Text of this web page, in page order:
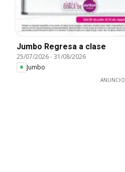
Jumbo Regresa a clase
25/07/2026-31/08/2026
Jumbo
ANUNCIO